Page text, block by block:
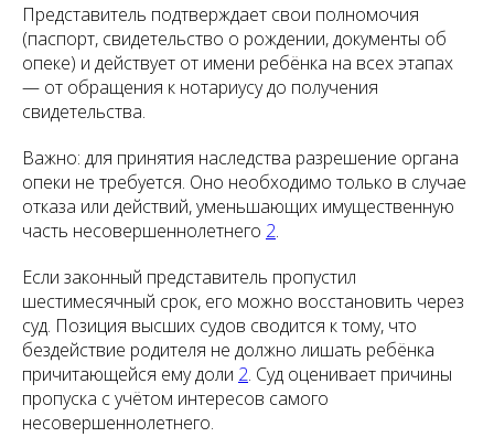
Представитель подтверждает свои полномочия
(паспорт, свидетельство о рождении, документы об
опеке) и действует от имени ребёнка на всех этапах
— от обращения к нотариусу до получения
свидетельства.
Важно: для принятия наследства разрешение органа
опеки не требуется. Оно необходимо только в случае
отказа или действий, уменьшающих имущественную
часть несовершеннолетнего 2.
Если законный представитель пропустил
шестимесячный срок, его можно восстановить через
суд. Позиция высших судов сводится к тому, что
бездействие родителя не должно лишать ребёнка
причитающейся ему доли 2. Суд оценивает причины
пропуска с учётом интересов самого
несовершеннолетнего.